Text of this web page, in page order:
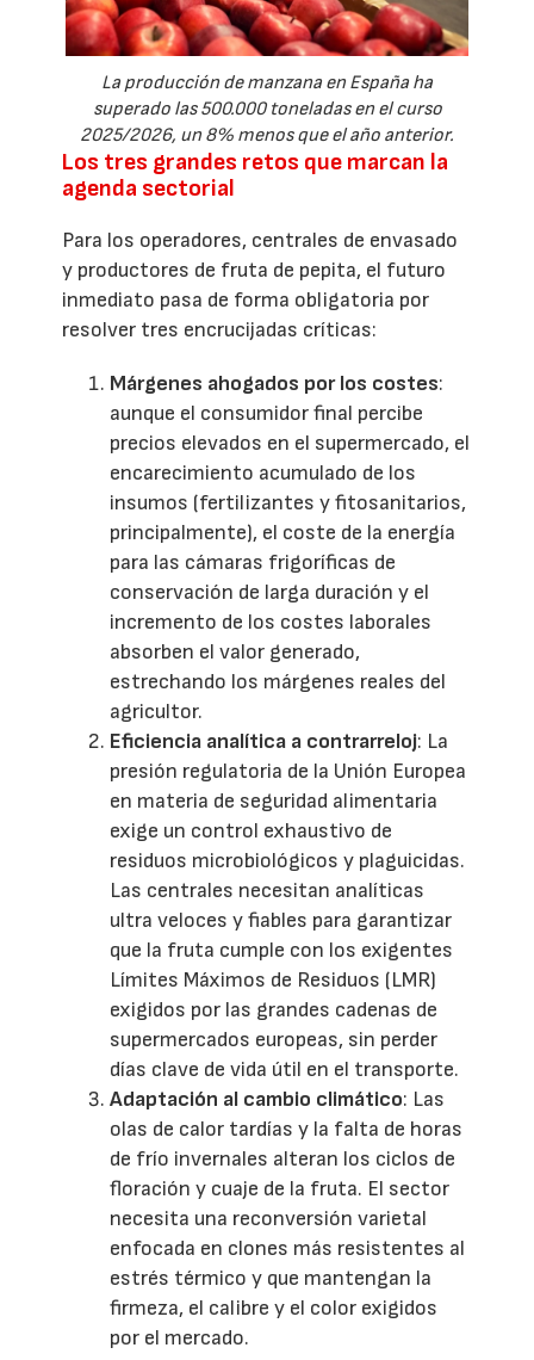
La producción de manzana en España ha
superado las 500.000 toneladas en el curso
2025/2026, un 8% menos que el año anterior.
Los tres grandes retos que marcan la
agenda sectorial
Para los operadores, centrales de envasado
y productores de fruta de pepita, el futuro
inmediato pasa de forma obligatoria por
resolver tres encrucijadas críticas:
Márgenes ahogados por los costes:
aunque el consumidor final percibe
precios elevados en el supermercado, el
encarecimiento acumulado de los
insumos (fertilizantes y fitosanitarios,
principalmente), el coste de la energía
para las cámaras frigoríficas de
conservación de larga duración y el
incremento de los costes laborales
absorben el valor generado,
estrechando los márgenes reales del
agricultor.
Eficiencia analítica a contrarreloj: La
presión regulatoria de la Unión Europea
en materia de seguridad alimentaria
exige un control exhaustivo de
residuos microbiológicos y plaguicidas.
Las centrales necesitan analíticas
ultra veloces y fiables para garantizar
que la fruta cumple con los exigentes
Límites Máximos de Residuos (LMR)
exigidos por las grandes cadenas de
supermercados europeas, sin perder
días clave de vida útil en el transporte.
Adaptación al cambio climático: Las
olas de calor tardías y la falta de horas
de frío invernales alteran los ciclos de
floración y cuaje de la fruta. El sector
necesita una reconversión varietal
enfocada en clones más resistentes al
estrés térmico y que mantengan la
firmeza, el calibre y el color exigidos
por el mercado.